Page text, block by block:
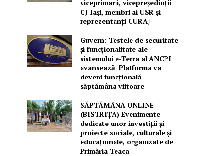
viceprimarii, vicepreședinții
CJ Iași, membri ai USR și
reprezentanți CURAJ
Guvern: Testele de securitate
și funcționalitate ale
sistemului e-Terra al ANCPI
avansează. Platforma va
deveni funcțională
săptămâna viitoare
SĂPTĂMÂNA ONLINE
(BISTRIȚA) Evenimente
dedicate unor investiții și
proiecte sociale, culturale și
educaționale, organizate de
Primăria Teaca